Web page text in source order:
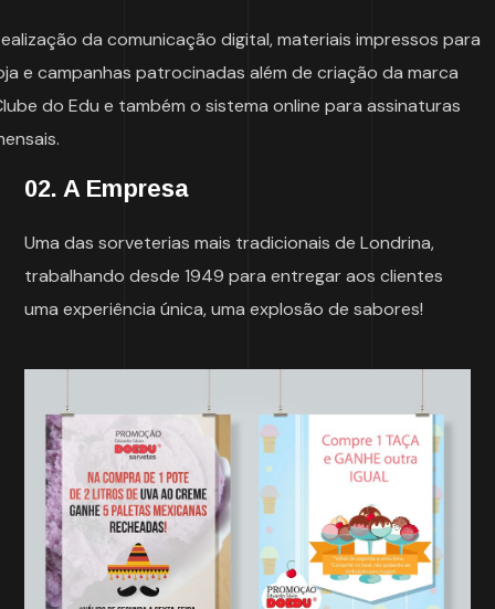
da comunicação digital, materiais impressos para
e campanhas patrocinadas além de criação da marca
do Edu e também o sistema online para assinaturas
02. A Empresa
Uma das sorveterias mais tradicionais de Londrina,
trabalhando desde 1949 para entregar aos clientes
uma experiência única, uma explosão de sabores!